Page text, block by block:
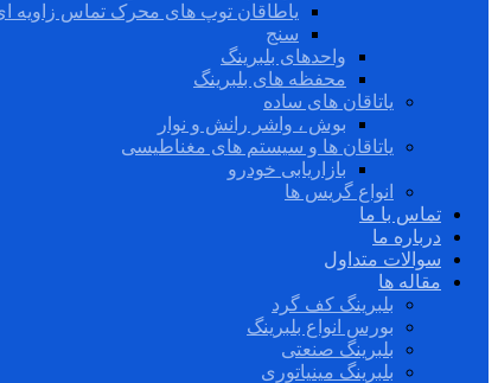
یاطاقان توپ های محرک تماس زاویه
سنج
واحدهای بلبرینگ
محفظه های بلبرینگ
یاتاقان های ساده
بوش ، واشر رانش و نوار
یاتاقان ها و سیستم های مغناطیسی
بازاریابی خودرو
انواع گریس ها
تماس با ما
درباره ما
سوالات متداول
مقاله ها
بلبرینگ کف گرد
بورس انواع بلبرینگ
بلبرینگ صنعتی
بلبرینگ مینیاتوری